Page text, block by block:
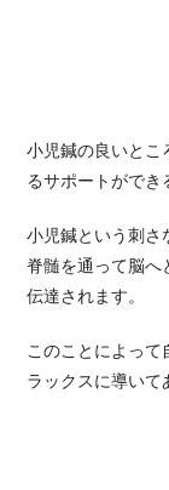
小児鍼の良いとこ
るサポートができ
小児鍼という刺さ
脊髄を通って脳へ
伝達されます。
このことによって
ラックスに導いて